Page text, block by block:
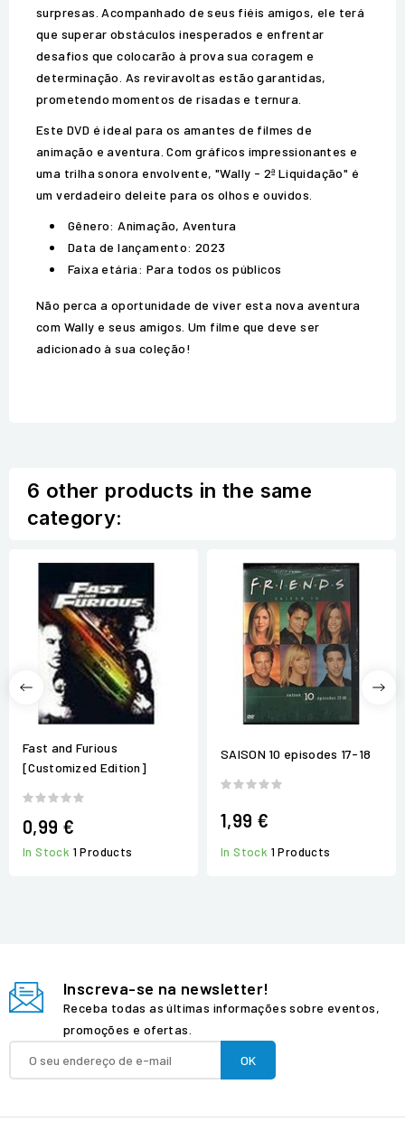
surpresas. Acompanhado de seus fiéis amigos, ele terá
que superar obstáculos inesperados e enfrentar
desafios que colocarão à prova sua coragem e
determinação. As reviravoltas estão garantidas,
prometendo momentos de risadas e ternura.
Este DVD é ideal para os amantes de filmes de
animação e aventura. Com gráficos impressionantes e
uma trilha sonora envolvente, "Wally - 2ª Liquidação" é
um verdadeiro deleite para os olhos e ouvidos.
Gênero: Animação, Aventura
Data de lançamento: 2023
Faixa etária: Para todos os públicos
Não perca a oportunidade de viver esta nova aventura
com Wally e seus amigos. Um filme que deve ser
adicionado à sua coleção!
6 other products in the same
category:
Fast and Furious
[Customized Edition]
0,99 €
In Stock 1 Products
SAISON 10 episodes 17-18
1,99 €
In Stock 1 Products
Inscreva-se na newsletter!
Receba todas as últimas informações sobre eventos,
promoções e ofertas.